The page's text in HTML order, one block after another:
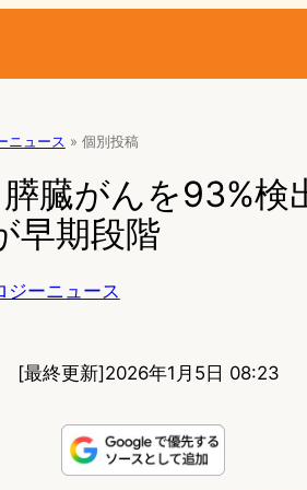
ニュース » 個別投稿
臓がんを93%検
早期段階
ジーニュース
[最終更新]2026年1月5日 08:23